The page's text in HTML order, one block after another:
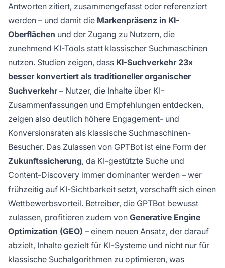
Antworten zitiert, zusammengefasst oder referenziert
werden – und damit die Markenpräsenz in KI-
Oberflächen und der Zugang zu Nutzern, die
zunehmend KI-Tools statt klassischer Suchmaschinen
nutzen. Studien zeigen, dass KI-Suchverkehr 23x
besser konvertiert als traditioneller organischer
Suchverkehr– Nutzer, die Inhalte über KI-
Zusammenfassungen und Empfehlungen entdecken,
zeigen also deutlich höhere Engagement- und
Konversionsraten als klassische Suchmaschinen-
Besucher. Das Zulassen von GPTBot ist eine Form der
Zukunftssicherung, da KI-gestützte Suche und
Content-Discovery immer dominanter werden – wer
frühzeitig auf KI-Sichtbarkeit setzt, verschafft sich einen
Wettbewerbsvorteil. Betreiber, die GPTBot bewusst
zulassen, profitieren zudem von Generative Engine
Optimization (GEO) – einem neuen Ansatz, der darauf
abzielt, Inhalte gezielt für KI-Systeme und nicht nur für
klassische Suchalgorithmen zu optimieren, was